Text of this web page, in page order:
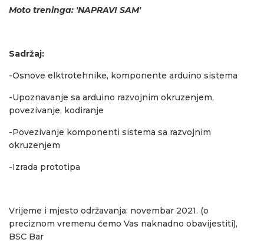
Moto treninga: 'NAPRAVI SAM'
Sadržaj:
-Osnove elktrotehnike, komponente arduino sistema
-Upoznavanje sa arduino razvojnim okruzenjem,
povezivanje, kodiranje
-Povezivanje komponenti sistema sa razvojnim
okruzenjem
-Izrada prototipa
Vrijeme i mjesto održavanja: novembar 2021. (o
preciznom vremenu ćemo Vas naknadno obavijestiti),
BSC Bar